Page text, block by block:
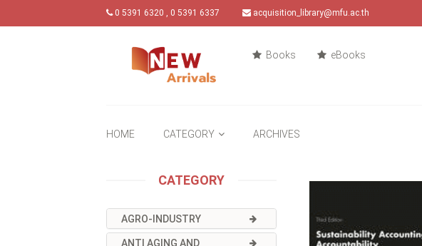
0 5391 6320 , 0 5391 6337 acquisition_library@mfu.ac.th
Books eBooks
HOME CATEGORY ARCHIVES
CATEGORY
AGRO-INDUSTRY
ANTI AGING AND